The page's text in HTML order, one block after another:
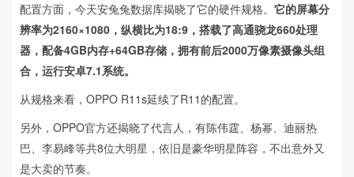
配置方面，今天安兔兔数据库揭晓了它的硬件规格。 它的屏幕分
辨率为2160×1080，纵横比为18:9，搭载了高通骁龙660处理
器，配备4GB内存+64GB存储，拥有前后2000万像素摄像头组
合，运行安卓7.1系统。
从规格来看，OPPO R11s延续了R11的配置。
另外，OPPO官方还揭晓了代言人，有陈伟霆、杨幂、迪丽热
巴、李易峰等共8位大明星，依旧是豪华明星阵容，不出意外又
是大卖的节奏。